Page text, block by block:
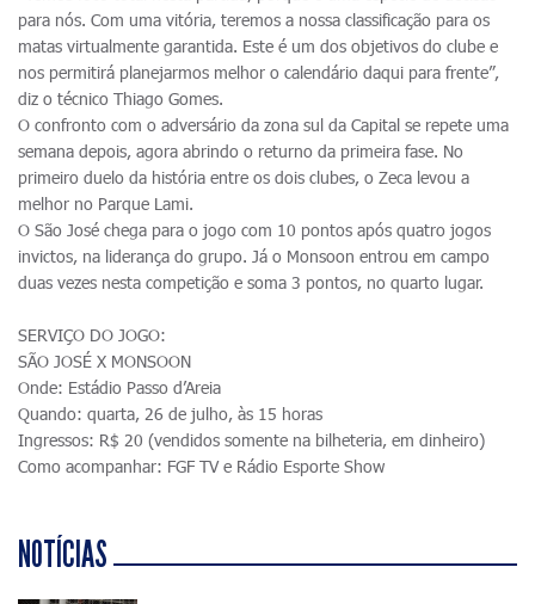
para nós. Com uma vitória, teremos a nossa classificação para os
matas virtualmente garantida. Este é um dos objetivos do clube e
nos permitirá planejarmos melhor o calendário daqui para frente”,
diz o técnico Thiago Gomes.
O confronto com o adversário da zona sul da Capital se repete uma
semana depois, agora abrindo o returno da primeira fase. No
primeiro duelo da história entre os dois clubes, o Zeca levou a
melhor no Parque Lami.
O São José chega para o jogo com 10 pontos após quatro jogos
invictos, na liderança do grupo. Já o Monsoon entrou em campo
duas vezes nesta competição e soma 3 pontos, no quarto lugar.
SERVIÇO DO JOGO:
SÃO JOSÉ X MONSOON
Onde: Estádio Passo d’Areia
Quando: quarta, 26 de julho, às 15 horas
Ingressos: R$ 20 (vendidos somente na bilheteria, em dinheiro)
Como acompanhar: FGF TV e Rádio Esporte Show
NOTÍCIAS